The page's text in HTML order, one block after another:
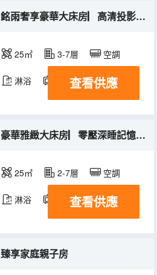
銘雨奢享豪華大床房▏高清投影儀＋零壓深睡記憶棉枕芯
25㎡ 3-7層 空調
淋浴 電視機
查看供應
豪華雅緻大床房▏零壓深睡記憶棉枕芯
25㎡ 2-7層 空調
淋浴 電視機
查看供應
臻享家庭親子房